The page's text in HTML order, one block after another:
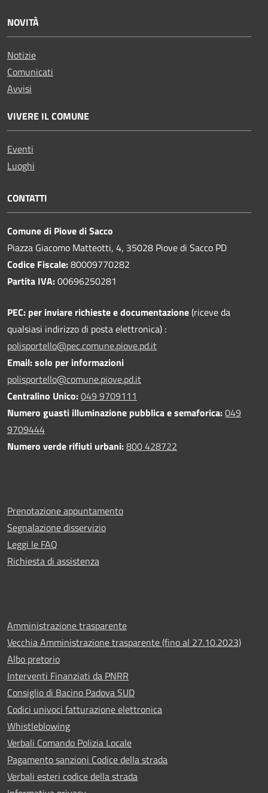
NOVITÀ
Notizie
Comunicati
Avvisi
VIVERE IL COMUNE
Eventi
Luoghi
CONTATTI
Comune di Piove di Sacco
Piazza Giacomo Matteotti, 4, 35028 Piove di Sacco PD
Codice Fiscale:80009770282
Partita IVA:00696250281
PEC: per inviare richieste e documentazione(riceve da
qualsiasi indirizzo di posta elettronica) :
polisportello@pec.comune.piove.pd.it
Email: solo per informazioni
polisportello@comune.piove.pd.it
Centralino Unico:049 9709111
Numero guasti illuminazione pubblica e semaforica:049
9709444
Numero verde rifiuti urbani:800 428722
Prenotazione appuntamento
Segnalazione disservizio
Leggi le FAQ
Richiesta di assistenza
Amministrazione trasparente
Vecchia Amministrazione trasparente (fino al 27.10.2023)
Albo pretorio
Interventi Finanziati da PNRR
Consiglio di Bacino Padova SUD
Codici univoci fatturazione elettronica
Whistleblowing
Verbali Comando Polizia Locale
Pagamento sanzioni Codice della strada
Verbali esteri codice della strada